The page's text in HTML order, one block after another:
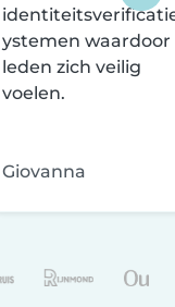
ystemen waardoor
leden zich veilig
voelen.
Giovanna